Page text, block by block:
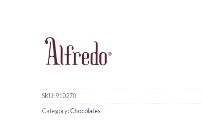
SKU:910270
Category:Chocolates